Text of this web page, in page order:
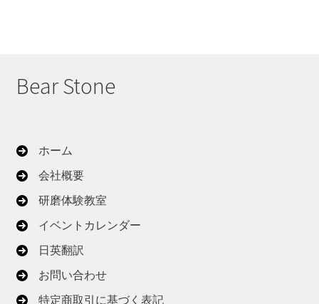
Bear Stone
ホーム
会社概要
研磨体験教室
イベントカレンダー
日英翻訳
お問い合わせ
特定商取引に基づく表記